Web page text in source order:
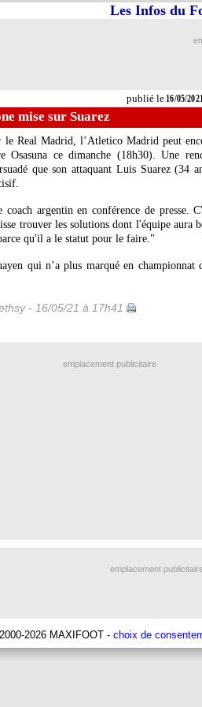
publié le16/05/
Les Infos du
mise sur Suarez
le Real Madrid, l’Atletico Madrid peut
ce dimanche (18h30). Une
que son attaquant Luis Suarez (34
argentin en conférence de presse.
trouver les solutions dont l'équipe aura
qu'il a le statut pour le faire."
qui n’a plus marqué en championnat
- 16/05/21 à 17h41
emplacement publicitaire
emplacement
2026 MAXIFOOT - choix de